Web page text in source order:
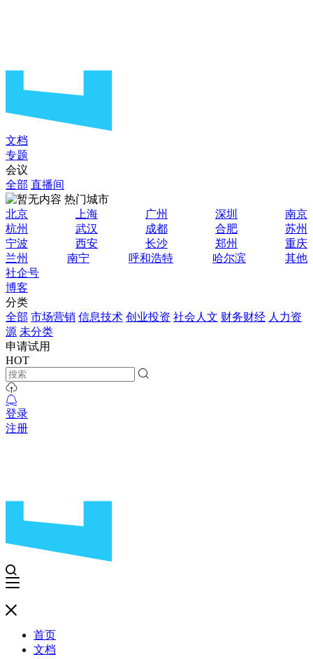
文档
专题
会议
全部 直播间
热门城市
北京
上海 广州 深圳
南京
杭州
武汉 成都 合肥
苏州
宁波
西安 长沙 郑州
重庆
兰州
南宁 呼和浩特 哈尔滨
其他
社企号
博客
分类
全部 市场营销 信息技术 创业投资 社会人文 财务财经 人力资
源 未分类
申请试用
HOT
登录
注册
首页
文档